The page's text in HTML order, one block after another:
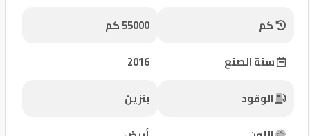
مميزة
إتصل
بنا
المنتدى
كم
55000 كم
سنة الصنع
2016
الوقود
بنزين